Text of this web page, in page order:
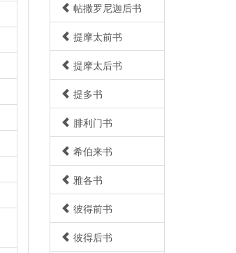
帖撒罗尼迦后书
提摩太前书
提摩太后书
提多书
腓利门书
希伯来书
雅各书
彼得前书
彼得后书